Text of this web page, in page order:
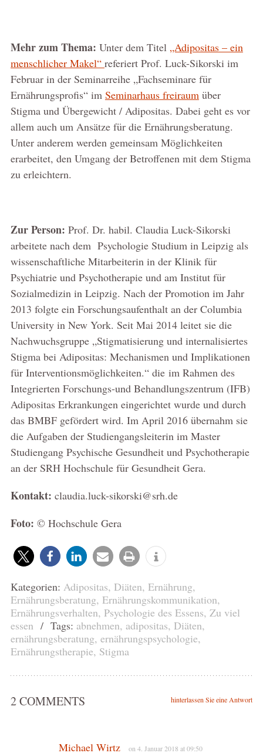
Mehr zum Thema: Unter dem Titel „Adipositas – ein
menschlicher Makel“ referiert Prof. Luck-Sikorski im
Februar in der Seminarreihe „Fachseminare für
Ernährungsprofis“ im Seminarhaus freiraumüber
Stigma und Übergewicht / Adipositas. Dabei geht es vor
allem auch um Ansätze für die Ernährungsberatung.
Unter anderem werden gemeinsam Möglichkeiten
erarbeitet, den Umgang der Betroffenen mit dem Stigma
zu erleichtern.
Zur Person: Prof. Dr. habil. Claudia Luck-Sikorski
arbeitete nach dem Psychologie Studium in Leipzig als
wissenschaftliche Mitarbeiterin in der Klinik für
Psychiatrie und Psychotherapie und am Institut für
Sozialmedizin in Leipzig. Nach der Promotion im Jahr
2013 folgte ein Forschungsaufenthalt an der Columbia
University in New York. Seit Mai 2014 leitet sie die
Nachwuchsgruppe „Stigmatisierung und internalisiertes
Stigma bei Adipositas: Mechanismen und Implikationen
für Interventionsmöglichkeiten.“ die im Rahmen des
Integrierten Forschungs-und Behandlungszentrum (IFB)
Adipositas Erkrankungen eingerichtet wurde und durch
das BMBF gefördert wird. Im April 2016 übernahm sie
die Aufgaben der Studiengangsleiterin im Master
Studiengang Psychische Gesundheit und Psychotherapie
an der SRH Hochschule für Gesundheit Gera.
Kontakt: claudia.luck-sikorski@srh.de
Foto: © Hochschule Gera
Kategorien: Adipositas, Diäten, Ernährung,
Ernährungsberatung, Ernährungskommunikation,
Ernährungsverhalten, Psychologie des Essens, Zu viel
essen / Tags: abnehmen, adipositas, Diäten,
ernährungsberatung, ernährungspsychologie,
Ernährungstherapie, Stigma
hinterlassen Sie eine Antwort
2 COMMENTS
Michael Wirtz on 4. Januar 2018 at 09:50